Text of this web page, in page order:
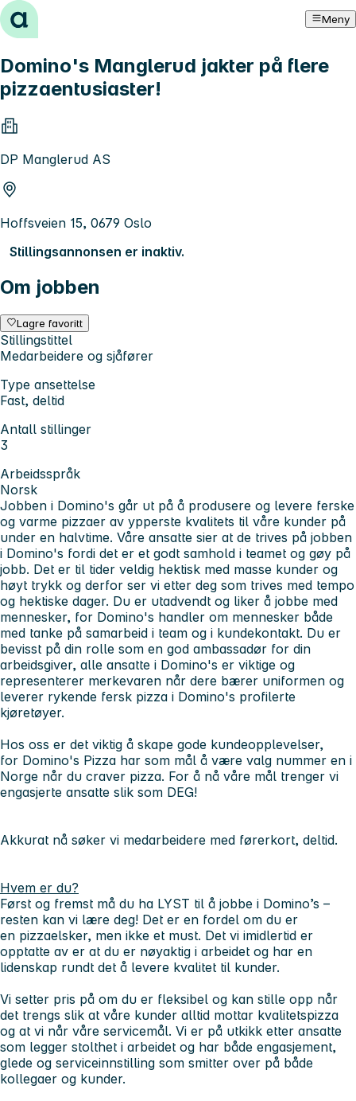
Hopp til innhold Meny
Domino's Manglerud jakter på flere
pizzaentusiaster!
DP Manglerud AS
Hoffsveien 15, 0679 Oslo
Stillingsannonsen er inaktiv.
Om jobben
Lagre favoritt
Stillingstittel
Medarbeidere og sjåfører
Type ansettelse
Fast, deltid
Antall stillinger
3
Arbeidsspråk
Norsk
Jobben i Domino's går ut på å produsere og levere ferske
og varme pizzaer av ypperste kvalitets til våre kunder på
under en halvtime. Våre ansatte sier at de trives på jobben
i Domino's fordi det er et godt samhold i teamet og gøy på
jobb. Det er til tider veldig hektisk med masse kunder og
høyt trykk og derfor ser vi etter deg som trives med tempo
og hektiske dager. Du er utadvendt og liker å jobbe med
mennesker, for Domino's handler om mennesker både
med tanke på samarbeid i team og i kundekontakt. Du er
bevisst på din rolle som en god ambassadør for din
arbeidsgiver, alle ansatte i Domino's er viktige og
representerer merkevaren når dere bærer uniformen og
leverer rykende fersk pizza i Domino's profilerte
kjøretøyer.
Hos oss er det viktig å skape gode kundeopplevelser,
for Domino's Pizza har som mål å være valg nummer en i
Norge når du craver pizza. For å nå våre mål trenger vi
engasjerte ansatte slik som DEG!
Akkurat nå søker vi medarbeidere med førerkort, deltid.
Hvem er du?
Først og fremst må du ha LYST til å jobbe i Domino’s –
resten kan vi lære deg! Det er en fordel om du er
en pizzaelsker, men ikke et must. Det vi imidlertid er
opptatte av er at du er nøyaktig i arbeidet og har en
lidenskap rundt det å levere kvalitet til kunder.
Vi setter pris på om du er fleksibel og kan stille opp når
det trengs slik at våre kunder alltid mottar kvalitetspizza
og at vi når våre servicemål. Vi er på utkikk etter ansatte
som legger stolthet i arbeidet og har både engasjement,
glede og serviceinnstilling som smitter over på både
kollegaer og kunder.